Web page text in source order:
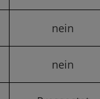
nein
nein